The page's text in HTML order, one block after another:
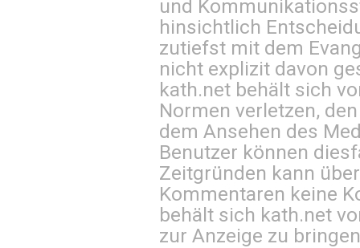
und
hinsichtlich
zutiefst mit dem
nicht explizit davon
kath.net behält sich
Normen verletzen,
dem Ansehen des
Benutzer können
Zeitgründen kann
Kommentaren keine
behält sich kath.net
zur Anzeige zu